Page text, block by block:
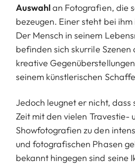
Auswahlan Fotografien, die
bezeugen. Einer steht bei ihm
Der Mensch in seinem
befinden sich skurrile Szenen
kreative
seinem künstlerischen
Jedoch leugnet er nicht, dass
Zeit mit den vielen Travestie-
Showfotografien zu den
und fotografischen Phasen
bekannt hingegen sind seine